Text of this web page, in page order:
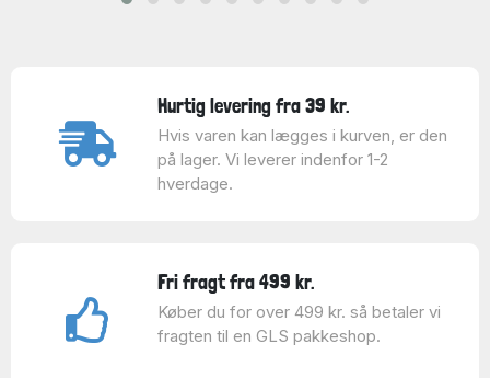
Hurtig levering fra 39 kr.
Hvis varen kan lægges i kurven, er den
på lager. Vi leverer indenfor 1-2
hverdage.
Fri fragt fra 499 kr.
Køber du for over 499 kr. så betaler vi
fragten til en GLS pakkeshop.